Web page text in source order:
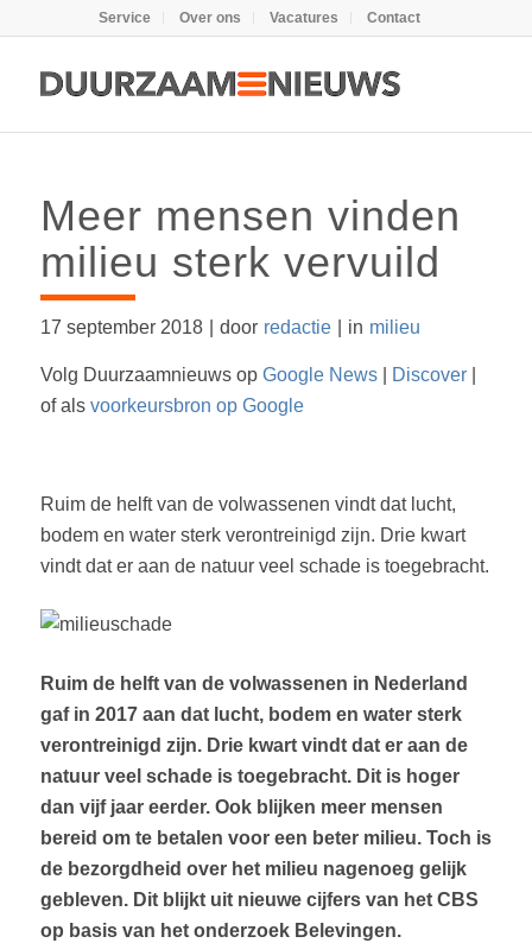
Service Over ons Vacatures Contact
Meer mensen vinden
milieu sterk vervuild
17 september 2018 door redactie in milieu
Volg Duurzaamnieuws op Google News| Discover|
of als voorkeursbron op Google
Ruim de helft van de volwassenen vindt dat lucht,
bodem en water sterk verontreinigd zijn. Drie kwart
vindt dat er aan de natuur veel schade is toegebracht.
Ruim de helft van de volwassenen in Nederland
gaf in 2017 aan dat lucht, bodem en water sterk
verontreinigd zijn. Drie kwart vindt dat er aan de
natuur veel schade is toegebracht. Dit is hoger
dan vijf jaar eerder. Ook blijken meer mensen
bereid om te betalen voor een beter milieu. Toch is
de bezorgdheid over het milieu nagenoeg gelijk
gebleven. Dit blijkt uit nieuwe cijfers van het CBS
op basis van het onderzoek Belevingen.